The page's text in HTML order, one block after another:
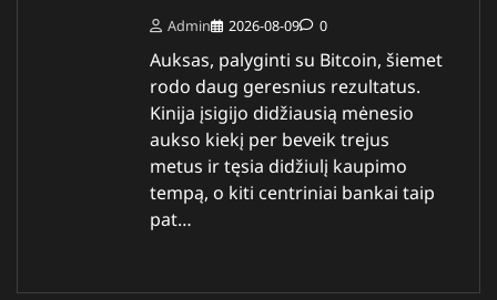
Admin 2026-08-09 0
Auksas, palyginti su Bitcoin, šiemet
rodo daug geresnius rezultatus.
Kinija įsigijo didžiausią mėnesio
aukso kiekį per beveik trejus
metus ir tęsia didžiulį kaupimo
tempą, o kiti centriniai bankai taip
pat…